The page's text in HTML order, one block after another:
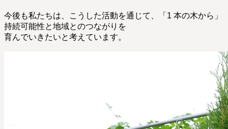
今後も私たちは、こうした活動を通じて、「1 本の木から」
持続可能性と地域とのつながりを
育んでいきたいと考えています。